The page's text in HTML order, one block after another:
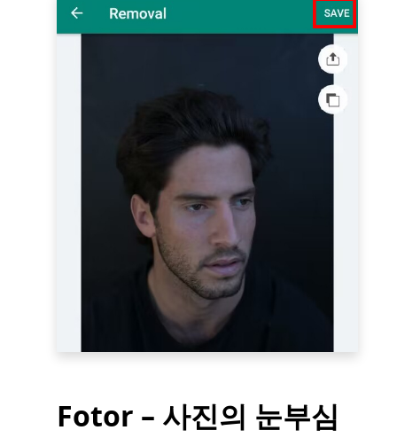
Fotor – 사진의 눈부심